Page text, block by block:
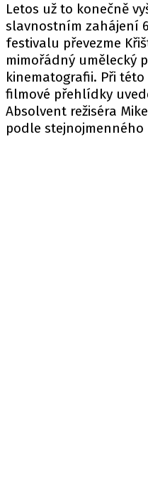
Letos už to konečně
slavnostním zahájení
festivalu převezme
mimořádný umělecký
kinematografii. Při
filmové přehlídky
Absolvent režiséra
podle stejnojmenného